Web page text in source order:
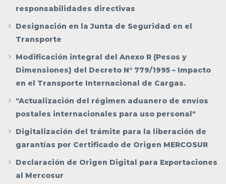
responsabilidades directivas
Designación en la Junta de Seguridad en el
Transporte
Modificación integral del Anexo R (Pesos y
Dimensiones) del Decreto N° 779/1995 – Impacto
en el Transporte Internacional de Cargas.
"Actualización del régimen aduanero de envíos
postales internacionales para uso personal"
Digitalización del trámite para la liberación de
garantías por Certificado de Origen MERCOSUR
Declaración de Origen Digital para Exportaciones
al Mercosur